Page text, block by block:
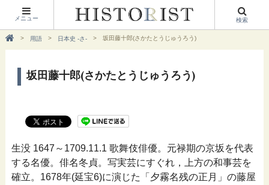
メニュー 検索
用語 日本史 -さ- 坂田藤十郎(さかたとうじゅうろう)
坂田藤十郎(さかたとうじゅうろう)
生没 1647～1709.11.1 歌舞伎俳優。元禄期の京坂を代表
する名優。俳名冬貞。写実芸にすぐれ，上方の和事芸を
確立。1678年(延宝6)に演じた「夕霧名残の正月」の藤屋